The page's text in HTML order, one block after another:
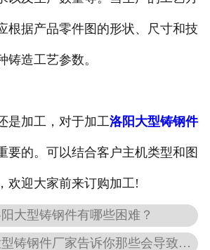
根据产品零件图的形状、尺寸和技
铸造工艺参数。
加工，对于加工洛阳大型铸钢件
要的。可以结合客户主机类型和图
欢迎大家前来订购加工!
大型铸钢件有哪些困难？
下一条：洛阳大型铸钢件厂家告诉你那些会导致损伤